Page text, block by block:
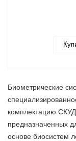
Биометрические
комплектацию СКУД
предназначенных
основе биосистем